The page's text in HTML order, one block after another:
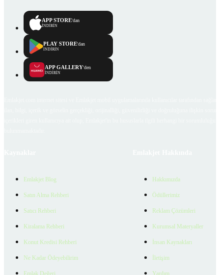
APP STORE'dan
İNDİRİN
PLAY STORE'dan
İNDİRİN
APP GALLERY'den
İNDİRİN
Emlakjet Blog
Satın Alma Rehberi
Satıcı Rehberi
Kiralama Rehberi
Konut Kredisi Rehberi
Ne Kadar Ödeyebilirim
Hakkımızda
Ödüllerimiz
Reklam Çözümleri
Kurumsal Materyaller
İnsan Kaynakları
İletişim